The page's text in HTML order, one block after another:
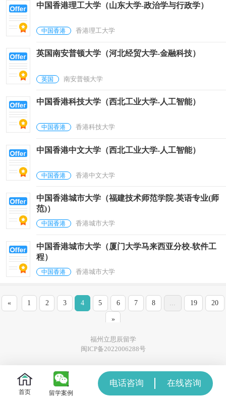
中国香港理工大学（山东大学-政治学与行政学）
中国香港 香港理工大学
英国南安普顿大学（河北经贸大学-金融科技）
英国 南安普顿大学
中国香港科技大学（西北工业大学-人工智能）
中国香港 香港科技大学
中国香港中文大学（西北工业大学-人工智能）
中国香港 香港中文大学
中国香港城市大学（福建技术师范学院-英语专业(师
范)）
中国香港 香港城市大学
中国香港城市大学（厦门大学马来西亚分校-软件工
程）
中国香港 香港城市大学
« 1 2 3 4 5 6 7 8 19
20
»
福州立思辰留学
闽ICP备2022006288号
首页 留学案例
电话咨询 在线咨询